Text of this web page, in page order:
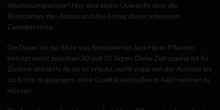
Wachstumsperiode? Hier eine kleine Übersicht über die
Blütezeiten, den Anbau und den Ertrag dieser erlesenen
Cannabissorte.
Die Dauer bis zur Blüte von feminisierten Jack Herer Pflanzen
beträgt meist zwischen 50 und 70 Tagen. Diese Zeitspanne ist für
Züchter attraktiv, da sie es erlaubt, recht zügig von der Aussaat bis
zur Ernte zu gelangen, ohne Qualitätseinbußen in Kauf nehmen zu
müssen.